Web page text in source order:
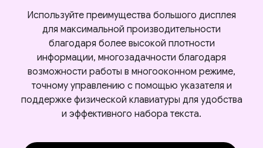
Используйте преимущества большого дисплея
для максимальной производительности
благодаря более высокой плотности
информации, многозадачности благодаря
возможности работы в многооконном режиме,
точному управлению с помощью указателя и
поддержке физической клавиатуры для удобства
и эффективного набора текста.